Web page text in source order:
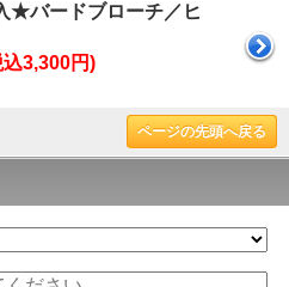
★バードブローチ／ヒ
3,300円)
ページの先頭へ戻る